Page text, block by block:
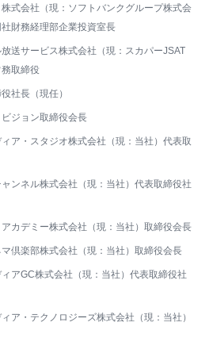
式会社（現：ソフトバンクグループ株式会
財務経理部企業投資室長
送サービス株式会社（現：スカパーJSAT
取締役
社長（現任）
ジョン取締役会長
ア・スタジオ株式会社（現：当社）代表取
ンネル株式会社（現：当社）代表取締役社
カデミー株式会社（現：当社）取締役会長
倶楽部株式会社（現：当社）取締役会長
アGC株式会社（現：当社）代表取締役社
ア・テクノロジーズ株式会社（現：当社）